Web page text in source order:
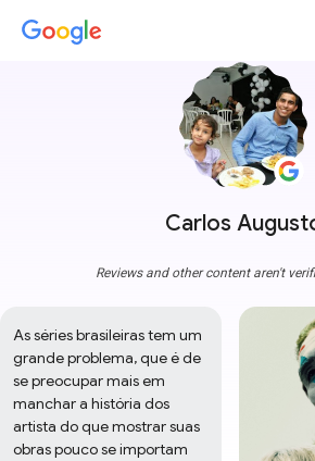
Carlos
Reviews and other content aren't
As séries brasileiras tem um
grande problema, que é de
se preocupar mais em
manchar a história dos
artista do que mostrar suas
obras pouco se importam